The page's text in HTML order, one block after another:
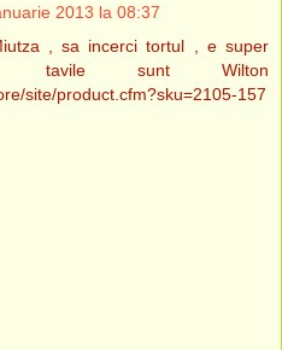
2013 la 08:37
, sa incerci tortul , e super
sunt Wilton
site/product.cfm?sku=2105-157